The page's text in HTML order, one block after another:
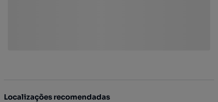
Localizações recomendadas